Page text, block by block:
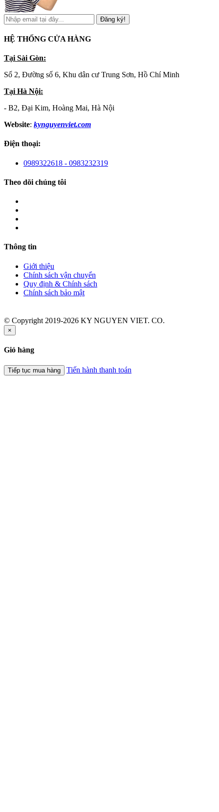
Đăng ký!
HỆ THỐNG CỬA HÀNG
Tại Sài Gòn:
Số 2, Đường số 6, Khu dân cư Trung Sơn, Hồ Chí Minh
Tại Hà Nội:
- B2, Đại Kim, Hoàng Mai, Hà Nội
Website: kynguyenviet.com
Điện thoại:
0989322618 - 0983232319
Theo dõi chúng tôi
Thông tin
Giới thiệu
Chính sách vận chuyển
Quy định & Chính sách
Chính sách bảo mật
© Copyright 2019-2026 KY NGUYEN VIET. CO.
×
Giỏ hàng
Tiếp tục mua hàng Tiến hành thanh toán